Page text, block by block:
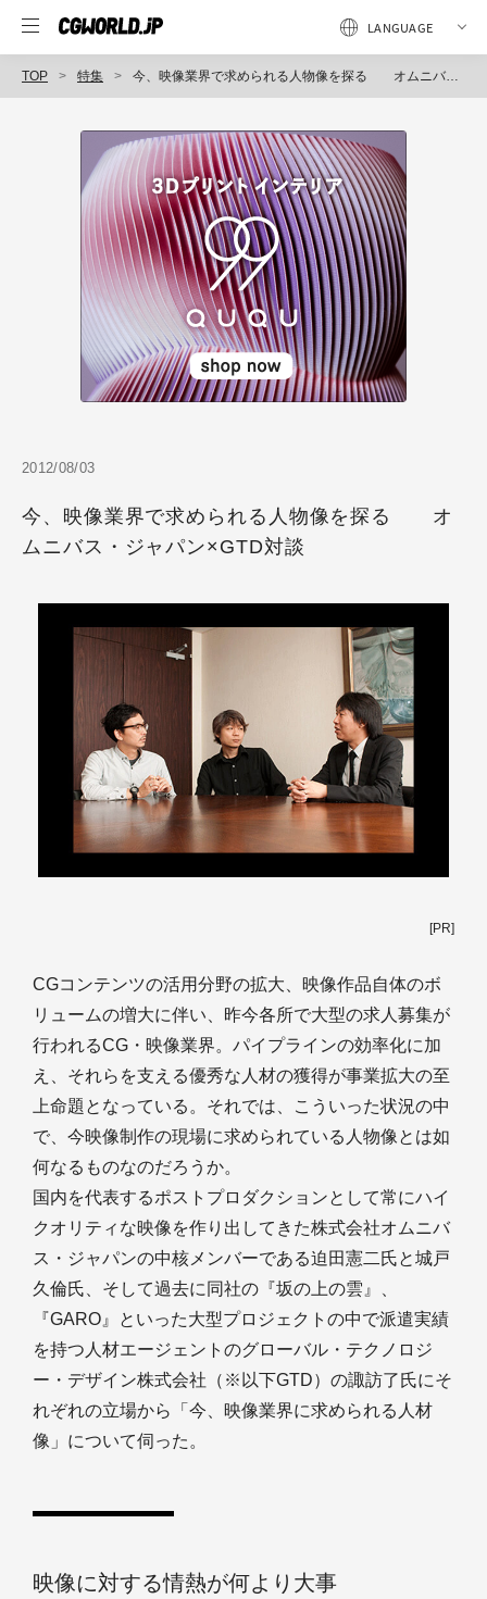
TOP 特集 今、映像業界で求められる人物像を探る オムニバス・ジャパン×GTD対談
2012/08/03
今、映像業界で求められる人物像を探る オ
ムニバス・ジャパン×GTD対談
[PR]
CGコンテンツの活用分野の拡大、映像作品自体のボ
リュームの増大に伴い、昨今各所で大型の求人募集が
行われるCG・映像業界。パイプラインの効率化に加
え、それらを支える優秀な人材の獲得が事業拡大の至
上命題となっている。それでは、こういった状況の中
で、今映像制作の現場に求められている人物像とは如
何なるものなのだろうか。
国内を代表するポストプロダクションとして常にハイ
クオリティな映像を作り出してきた株式会社オムニバ
ス・ジャパンの中核メンバーである迫田憲二氏と城戸
久倫氏、そして過去に同社の『坂の上の雲』、
『GARO』といった大型プロジェクトの中で派遣実績
を持つ人材エージェントのグローバル・テクノロジ
ー・デザイン株式会社（※以下GTD）の諏訪了氏にそ
れぞれの立場から「今、映像業界に求められる人材
像」について伺った。
映像に対する情熱が何より大事